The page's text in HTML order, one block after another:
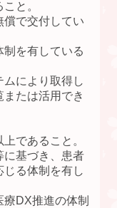
と。
で交付してい
を有している
により取得し
たは活用でき
であること。
基づき、患者
る体制を有し
DX推進の体制